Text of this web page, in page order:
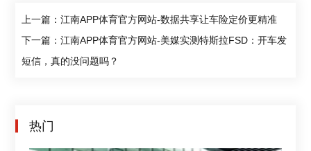
上一篇：江南APP体育官方网站-数据共享让车险定价更精准
下一篇：江南APP体育官方网站-美媒实测特斯拉FSD：开车发
短信，真的没问题吗？
热门